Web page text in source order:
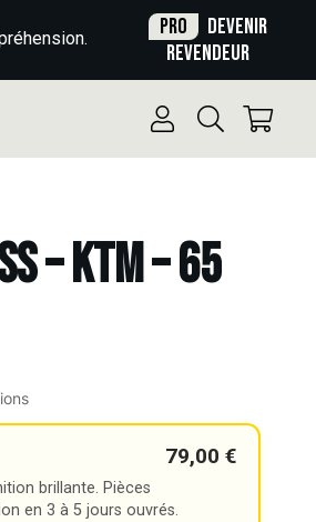
Pro
Devenir
revendeur
– KTM – 65
79,00 €
brillante. Pièces
en 3 à 5 jours ouvrés.